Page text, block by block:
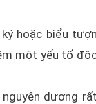
hoặc biểu
một yếu tố
dương